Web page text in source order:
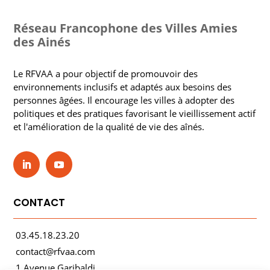
Réseau Francophone des Villes Amies
des Ainés
Le RFVAA a pour objectif de promouvoir des
environnements inclusifs et adaptés aux besoins des
personnes âgées. Il encourage les villes à adopter des
politiques et des pratiques favorisant le vieillissement actif
et l'amélioration de la qualité de vie des aînés.
CONTACT
03.45.18.23.20
contact@rfvaa.com